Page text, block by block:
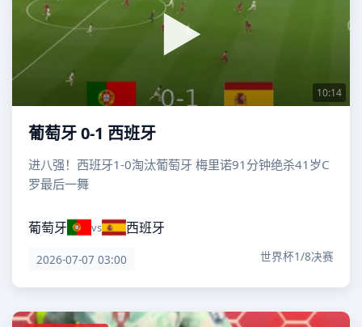
10:14
葡萄牙 0-1 西班牙
进八强！西班牙1-0淘汰葡萄牙 梅里诺91分钟绝杀41岁C
罗最后一舞
葡萄牙 vs 西班牙
2026-07-07 03:00 世界杯1/8决赛